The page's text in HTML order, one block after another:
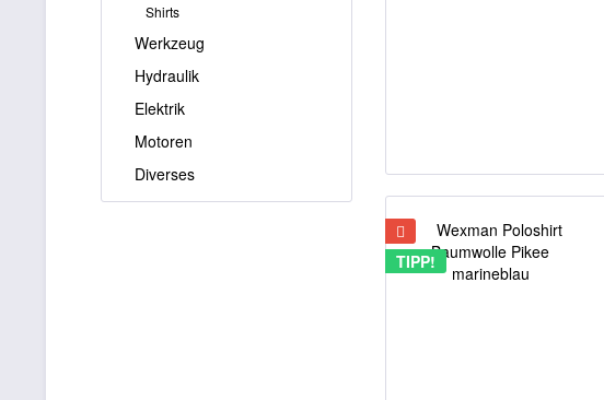
Shirts
Werkzeug
Hydraulik
Elektrik
Motoren
Diverses
TIPP!